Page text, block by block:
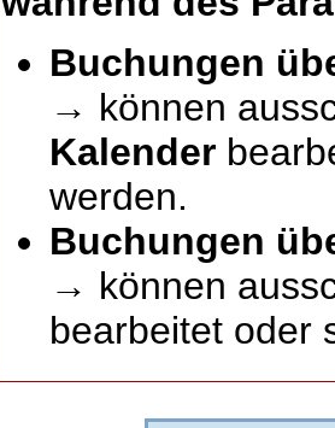
Buchungen
→ können
Kalender
werden.
Buchungen
→ können
bearbeitet oder